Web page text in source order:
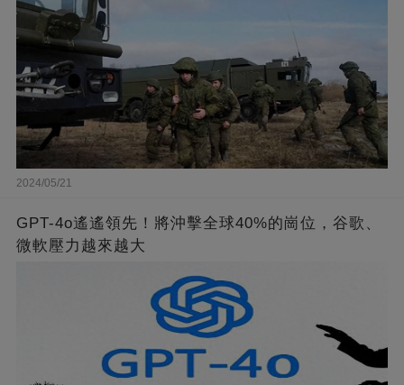
2024/05/21
GPT-4o遙遙領先！將沖擊全球40%的崗位，谷歌、
微軟壓力越來越大